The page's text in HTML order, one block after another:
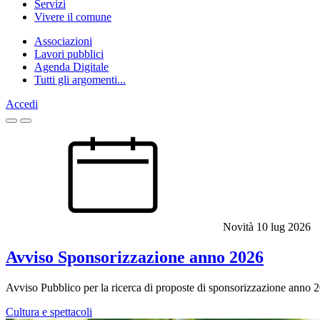
Servizi
Vivere il comune
Associazioni
Lavori pubblici
Agenda Digitale
Tutti gli argomenti...
Accedi
Homepage
Novità 10 lug 2026
Avviso Sponsorizzazione anno 2026
Avviso Pubblico per la ricerca di proposte di sponsorizzazione anno
Cultura e spettacoli